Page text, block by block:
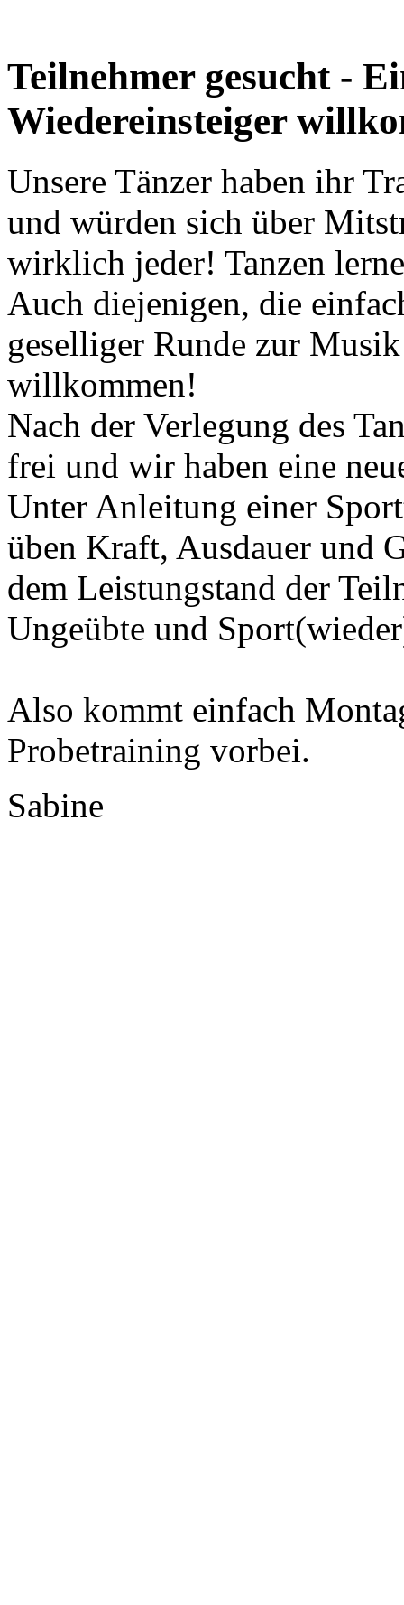
Teilnehmer gesucht -
Wiedereinsteiger
Unsere Tänzer haben ihr
und würden sich über
wirklich jeder! Tanzen
Auch diejenigen, die
geselliger Runde zur
willkommen!
Nach der Verlegung des
frei und wir haben eine
Unter Anleitung einer
üben Kraft, Ausdauer und
dem Leistungstand der
Ungeübte und
Also kommt einfach
Probetraining vorbei.
Sabine